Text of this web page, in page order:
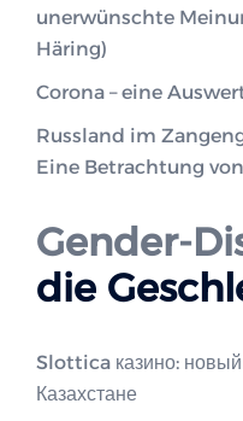
unerwünschte
Häring)
Corona – eine
Russland im
Eine Betrachtung
Gender-
die
Slottica казино: новый
Казахстане